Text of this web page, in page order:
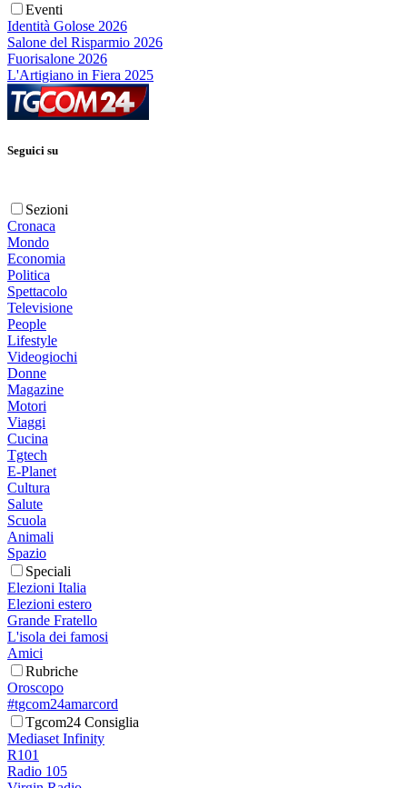
Eventi
Identità Golose 2026
Salone del Risparmio 2026
Fuorisalone 2026
L'Artigiano in Fiera 2025
Seguici su
Sezioni
Cronaca
Mondo
Economia
Politica
Spettacolo
Televisione
People
Lifestyle
Videogiochi
Donne
Magazine
Motori
Viaggi
Cucina
Tgtech
E-Planet
Cultura
Salute
Scuola
Animali
Spazio
Speciali
Elezioni Italia
Elezioni estero
Grande Fratello
L'isola dei famosi
Amici
Rubriche
Oroscopo
#tgcom24amarcord
Tgcom24 Consiglia
Mediaset Infinity
R101
Radio 105